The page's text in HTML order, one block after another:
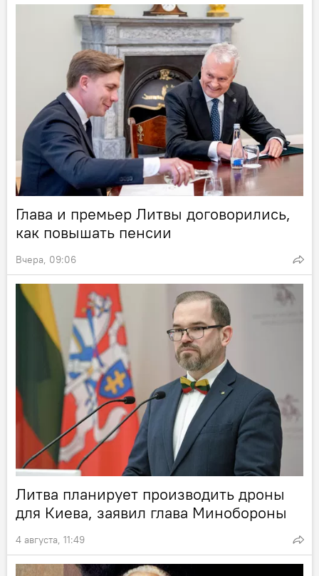
Глава и премьер Литвы договорились,
как повышать пенсии
Вчера, 09:06
Литва планирует производить дроны
для Киева, заявил глава Минобороны
4 августа, 11:49